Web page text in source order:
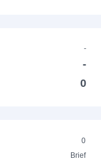
-
-
0
0
Brief